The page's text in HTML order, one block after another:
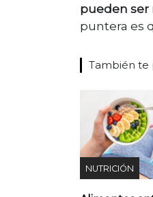
pueden ser
puntera es
También te
NUTRICIÓN